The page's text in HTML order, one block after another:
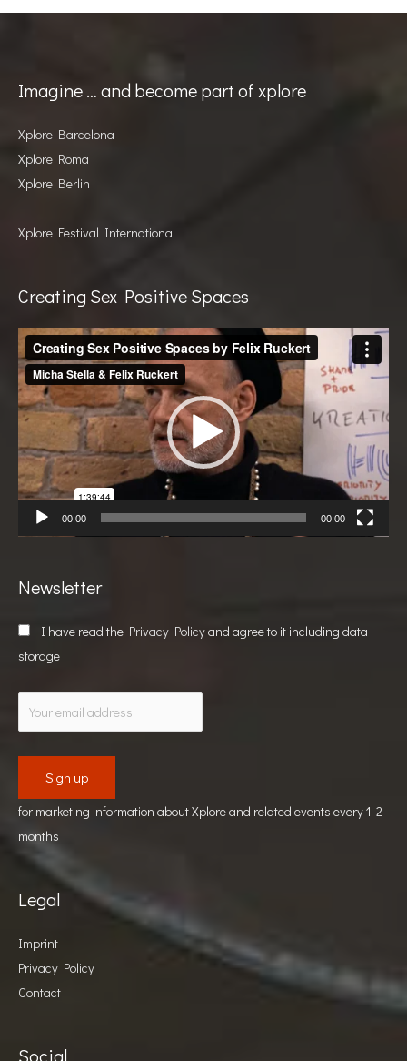
Imagine … and become part of xplore
Xplore Barcelona
Xplore Roma
Xplore Berlin
Xplore Festival International
Creating Sex Positive Spaces
Video
Player
00:00 00:00
Newsletter
I have read the Privacy Policyand agree to it including data
storage
for marketing information about Xplore and related events every 1-2
months
Legal
Imprint
Privacy Policy
Contact
Social